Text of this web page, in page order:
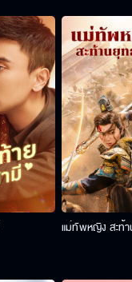
แม่ทัพหญิง สะท้